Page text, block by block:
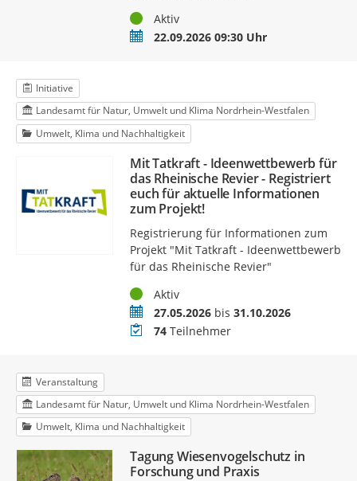
StatusAktiv
Termin22.09.2026 09:30 Uhr
Initiative
Landesamt für Natur, Umwelt und Klima Nordrhein-Westfalen
Umwelt, Klima und Nachhaltigkeit
Mit Tatkraft - Ideenwettbewerb für
das Rheinische Revier - Registriert
euch für aktuelle Informationen
zum Projekt!
Registrierung für Informationen zum
Projekt "Mit Tatkraft - Ideenwettbewerb
für das Rheinische Revier"
StatusAktiv
Zeitraum27.05.2026bis 31.10.2026
Teilnehmer
74Teilnehmer
Veranstaltung
Landesamt für Natur, Umwelt und Klima Nordrhein-Westfalen
Umwelt, Klima und Nachhaltigkeit
Tagung Wiesenvogelschutz in
Forschung und Praxis